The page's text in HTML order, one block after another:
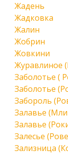
Жадень
Жадковка
Жалин
Жобрин
Жовкини
Журавлиное
Заболотье (
Заболотье
Забороль
Залавье
Залавье
Залесье
Зализница